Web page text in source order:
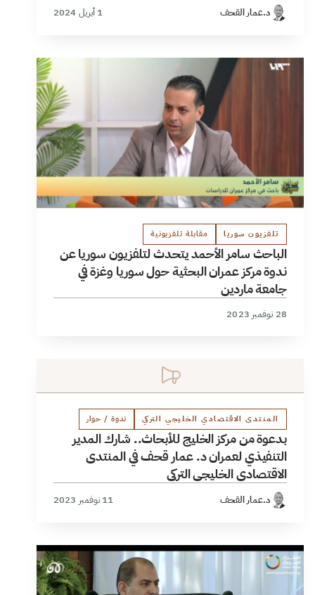
د.عمار القحف 1 أبريل 2024
تلفزيون سوريا مقابلة تلفزيونية
الباحث سامر الأحمد يتحدث لتلفزيون سوريا عن
ندوة مركز عمران البحثية حول سوريا وغزة في
جامعة ماردين
28 نوفمبر 2023
المنتدى الاقتصادي الخليجي التركي ندوة / حوار
بدعوة من مركز الخليج للأبحاث.. شارك المدير
التنفيذي لعمران د. عمار قحف في المنتدى
الاقتصادي الخليجي التركي
د.عمار القحف 11 نوفمبر 2023